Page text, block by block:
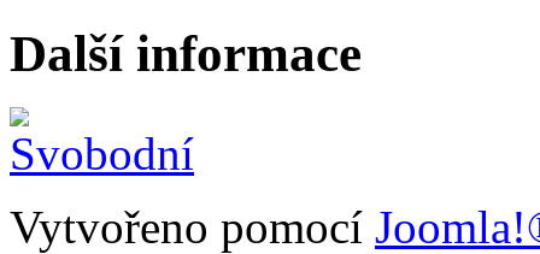
Další informace
Vytvořeno pomocí